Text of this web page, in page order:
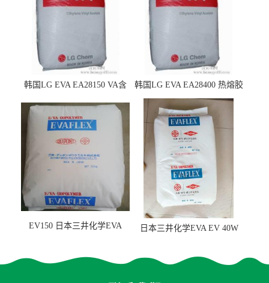
韩国LG EVA EA28150 VA含
韩国LG EVA EA28400 热熔胶
级 VA含量28 熔指400
EV150 日本三井化学EVA
日本三井化学EVA EV 40W